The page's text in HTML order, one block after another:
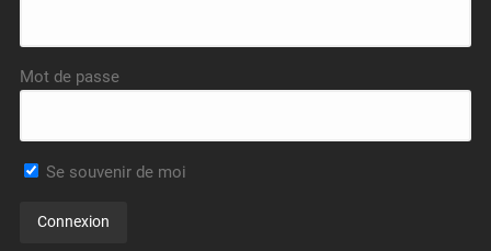
Mot de passe
Se souvenir de moi